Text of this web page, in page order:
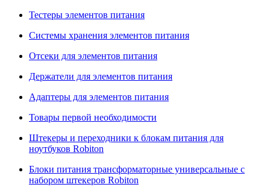
Тестеры элементов питания
Системы хранения элементов питания
Отсеки для элементов питания
Держатели для элементов питания
Адаптеры для элементов питания
Товары первой необходимости
Штекеры и переходники к блокам питания для
ноутбуков Robiton
Блоки питания трансформаторные универсальные с
набором штекеров Robiton